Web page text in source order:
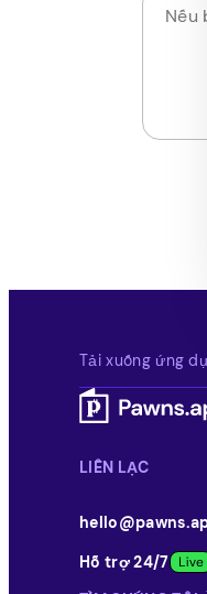
Tải xuống ứng
LIÊN LẠC
Hỗ trợ 24/7